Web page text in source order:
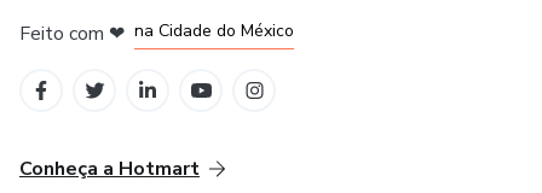
Feito com ❤ na Cidade do México
Conheça a Hotmart